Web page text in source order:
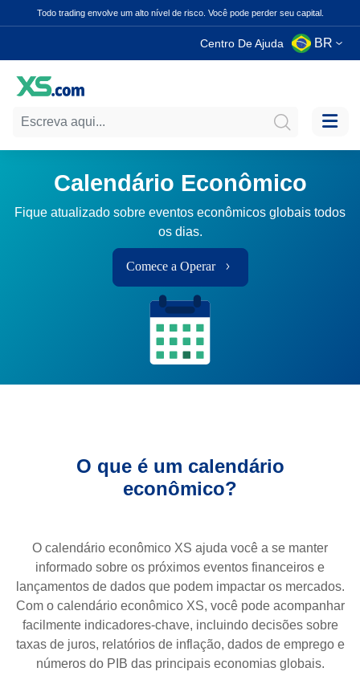
Todo trading envolve um alto nível de risco. Você pode perder seu capital.
Centro De Ajuda BR
Calendário Econômico
Fique atualizado sobre eventos econômicos globais todos
os dias.
Comece a Operar
O que é um calendário
econômico?
O calendário econômico XS ajuda você a se manter
informado sobre os próximos eventos financeiros e
lançamentos de dados que podem impactar os mercados.
Com o calendário econômico XS, você pode acompanhar
facilmente indicadores-chave, incluindo decisões sobre
taxas de juros, relatórios de inflação, dados de emprego e
números do PIB das principais economias globais.